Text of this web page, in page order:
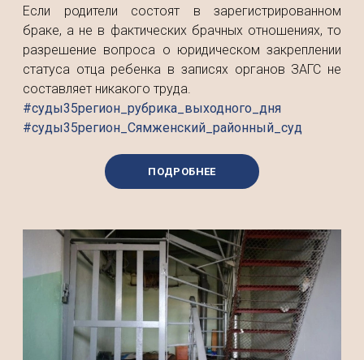
Если родители состоят в зарегистрированном
браке, а не в фактических брачных отношениях, то
разрешение вопроса о юридическом закреплении
статуса отца ребенка в записях органов ЗАГС не
составляет никакого труда.
#суды35регион_рубрика_выходного_дня
#суды35регион_Сямженский_районный_суд
ПОДРОБНЕЕ